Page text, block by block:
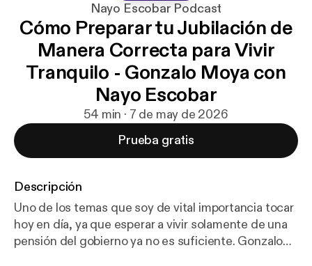
Nayo Escobar Podcast
Cómo Preparar tu Jubilación de
Manera Correcta para Vivir
Tranquilo - Gonzalo Moya con
Nayo Escobar
54 min · 7 de may de 2026
Prueba gratis
Descripción
Uno de los temas que soy de vital importancia tocar
hoy en día, ya que esperar a vivir solamente de una
pensión del gobierno ya no es suficiente. Gonzalo